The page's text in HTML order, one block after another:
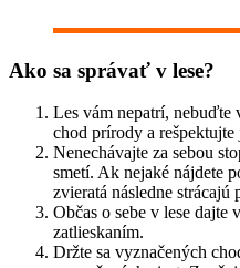
Ako sa správať v lese?
Les vám nepatrí,
chod prírody a
Nenechávajte za sebou
smetí. Ak nejaké nájdete
zvieratá následne strácajú
Občas o sebe v lese dajte
zatlieskaním.
Držte sa vyznačených